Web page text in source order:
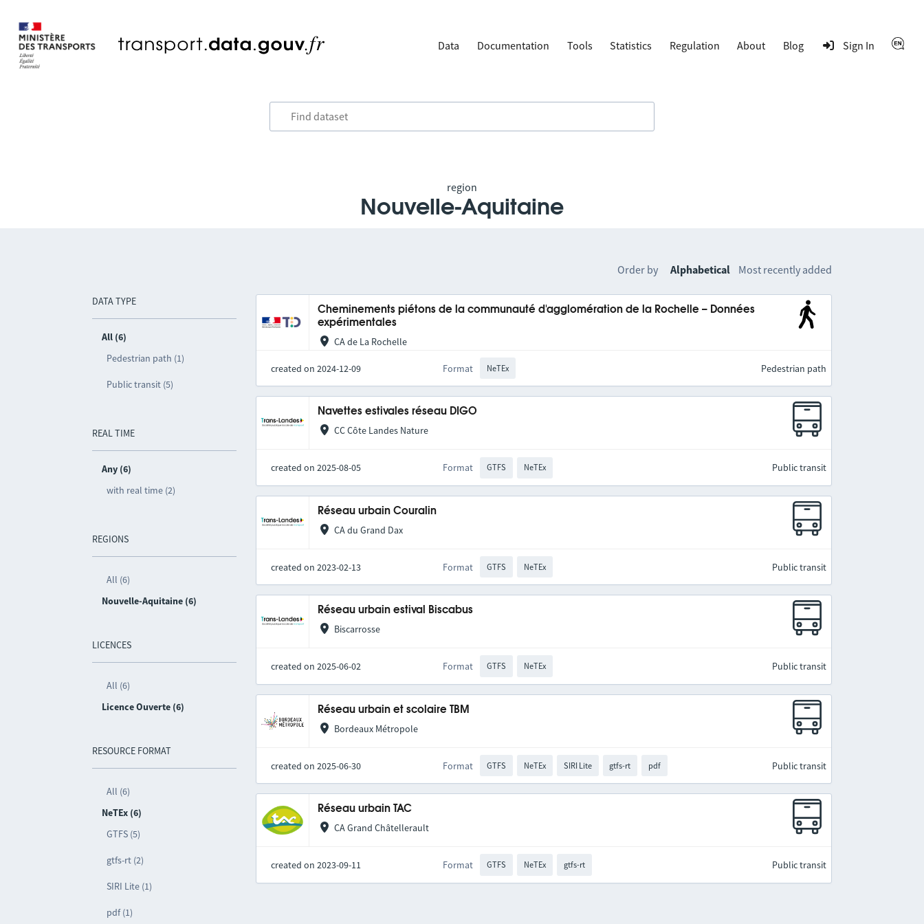
Data Documentation Tools Statistics Regulation About Blog Sign In
region
Nouvelle-Aquitaine
DATA TYPE
All (6)
Pedestrian path (1)
Public transit (5)
REAL TIME
Any (6)
with real time (2)
REGIONS
All (6)
Nouvelle-Aquitaine (6)
LICENCES
All (6)
Licence Ouverte (6)
RESOURCE FORMAT
All (6)
NeTEx (6)
GTFS (5)
gtfs-rt (2)
SIRI Lite (1)
pdf (1)
Order by Alphabetical Most recently added
Cheminements piétons de la communauté d'agglomération de la Rochelle – Données
expérimentales
CA de La Rochelle
created on 2024-12-09 Format NeTEx Pedestrian path
Navettes estivales réseau DIGO
CC Côte Landes Nature
created on 2025-08-05 Format GTFS NeTEx Public transit
Réseau urbain Couralin
CA du Grand Dax
created on 2023-02-13 Format GTFS NeTEx Public transit
Réseau urbain estival Biscabus
Biscarrosse
created on 2025-06-02 Format GTFS NeTEx Public transit
Réseau urbain et scolaire TBM
Bordeaux Métropole
created on 2025-06-30 Format GTFS NeTEx SIRI Lite gtfs-rt pdf Public transit
Réseau urbain TAC
CA Grand Châtellerault
created on 2023-09-11 Format GTFS NeTEx gtfs-rt Public transit